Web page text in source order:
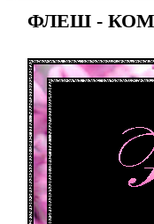
ФЛЕШ -